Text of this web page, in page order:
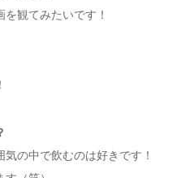
観てみたいです！
気の中で飲むのは好きです！